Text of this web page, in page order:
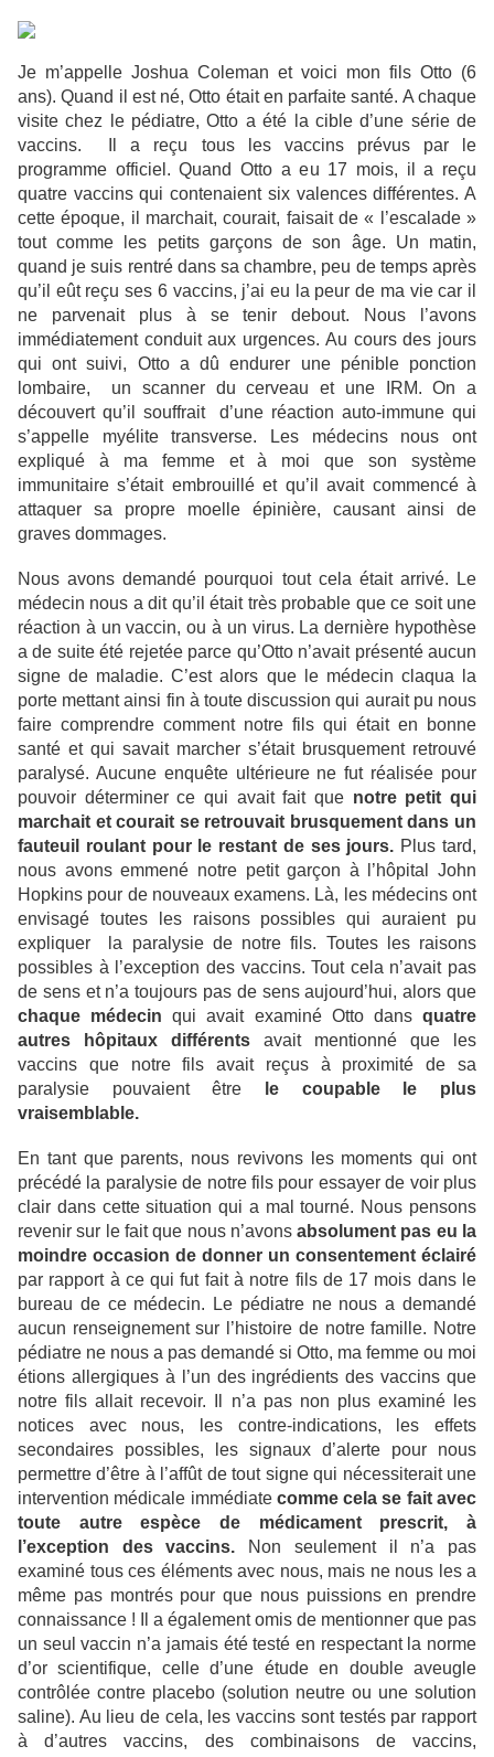
Je m’appelle Joshua Coleman et voici mon fils Otto (6
ans). Quand il est né, Otto était en parfaite santé. A chaque
visite chez le pédiatre, Otto a été la cible d’une série de
vaccins. Il a reçu tous les vaccins prévus par le
programme officiel. Quand Otto a eu 17 mois, il a reçu
quatre vaccins qui contenaient six valences différentes. A
cette époque, il marchait, courait, faisait de « l’escalade »
tout comme les petits garçons de son âge. Un matin,
quand je suis rentré dans sa chambre, peu de temps après
qu’il eût reçu ses 6 vaccins, j’ai eu la peur de ma vie car il
ne parvenait plus à se tenir debout. Nous l’avons
immédiatement conduit aux urgences. Au cours des jours
qui ont suivi, Otto a dû endurer une pénible ponction
lombaire, un scanner du cerveau et une IRM. On a
découvert qu’il souffrait d’une réaction auto-immune qui
s’appelle myélite transverse. Les médecins nous ont
expliqué à ma femme et à moi que son système
immunitaire s’était embrouillé et qu’il avait commencé à
attaquer sa propre moelle épinière, causant ainsi de
graves dommages.
Nous avons demandé pourquoi tout cela était arrivé. Le
médecin nous a dit qu’il était très probable que ce soit une
réaction à un vaccin, ou à un virus. La dernière hypothèse
a de suite été rejetée parce qu’Otto n’avait présenté aucun
signe de maladie. C’est alors que le médecin claqua la
porte mettant ainsi fin à toute discussion qui aurait pu nous
faire comprendre comment notre fils qui était en bonne
santé et qui savait marcher s’était brusquement retrouvé
paralysé. Aucune enquête ultérieure ne fut réalisée pour
pouvoir déterminer ce qui avait fait que notre petit qui
marchait et courait se retrouvait brusquement dans un
fauteuil roulant pour le restant de ses jours. Plus tard,
nous avons emmené notre petit garçon à l’hôpital John
Hopkins pour de nouveaux examens. Là, les médecins ont
envisagé toutes les raisons possibles qui auraient pu
expliquer la paralysie de notre fils. Toutes les raisons
possibles à l’exception des vaccins. Tout cela n’avait pas
de sens et n’a toujours pas de sens aujourd’hui, alors que
chaque médecin qui avait examiné Otto dansquatre
autres hôpitaux
différents avait mentionné que les
vaccins que notre fils avait reçus à proximité de sa
paralysie pouvaient être
le coupable le plus
vraisemblable.
En tant que parents, nous revivons les moments qui ont
précédé la paralysie de notre fils pour essayer de voir plus
clair dans cette situation qui a mal tourné. Nous pensons
revenir sur le fait que nous n’avonsabsolument pas eu la
moindre occasion de donner un consentement éclairé
par rapport à ce qui fut fait à notre fils de 17 mois dans le
bureau de ce médecin. Le pédiatre ne nous a demandé
aucun renseignement sur l’histoire de notre famille. Notre
pédiatre ne nous a pas demandé si Otto, ma femme ou moi
étions allergiques à l’un des ingrédients des vaccins que
notre fils allait recevoir. Il n’a pas non plus examiné les
notices avec nous, les contre-indications, les effets
secondaires possibles, les signaux d’alerte pour nous
permettre d’être à l’affût de tout signe qui nécessiterait une
intervention médicale immédiate comme cela se fait avec
toute autre espèce de médicament prescrit, à
l’exception des vaccins.
Non seulement il n’a pas
examiné tous ces éléments avec nous, mais ne nous les a
même pas montrés pour que nous puissions en prendre
connaissance ! Il a également omis de mentionner que pas
un seul vaccin n’a jamais été testé en respectant la norme
d’or scientifique, celle d’une étude en double aveugle
contrôlée contre placebo (solution neutre ou une solution
saline). Au lieu de cela, les vaccins sont testés par rapport
à d’autres vaccins, des combinaisons de vaccins,